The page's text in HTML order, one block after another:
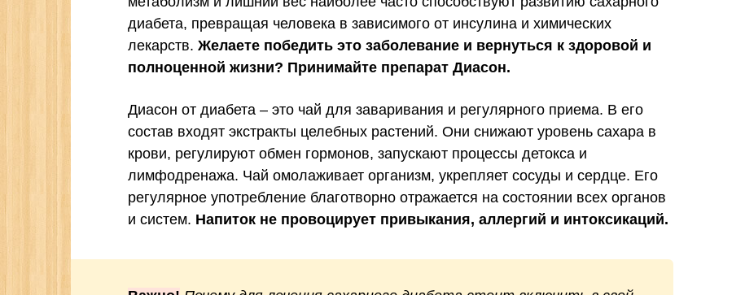
диабета, превращая человека в зависимого от инсулина и химических
лекарств. Желаете победить это заболевание и вернуться к здоровой и
полноценной жизни? Принимайте препарат Диасон.
Диасон от диабета – это чай для заваривания и регулярного приема. В его
состав входят экстракты целебных растений. Они снижают уровень сахара в
крови, регулируют обмен гормонов, запускают процессы детокса и
лимфодренажа. Чай омолаживает организм, укрепляет сосуды и сердце. Его
регулярное употребление благотворно отражается на состоянии всех органов
и систем. Напиток не провоцирует привыкания, аллергий и интоксикаций.